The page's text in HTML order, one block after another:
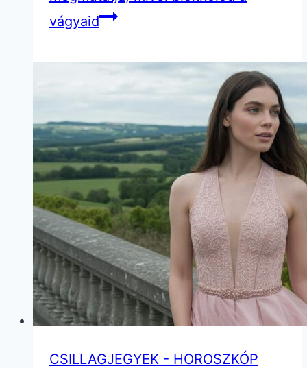
vágyaid
CSILLAGJEGYEK - HOROSZKÓP